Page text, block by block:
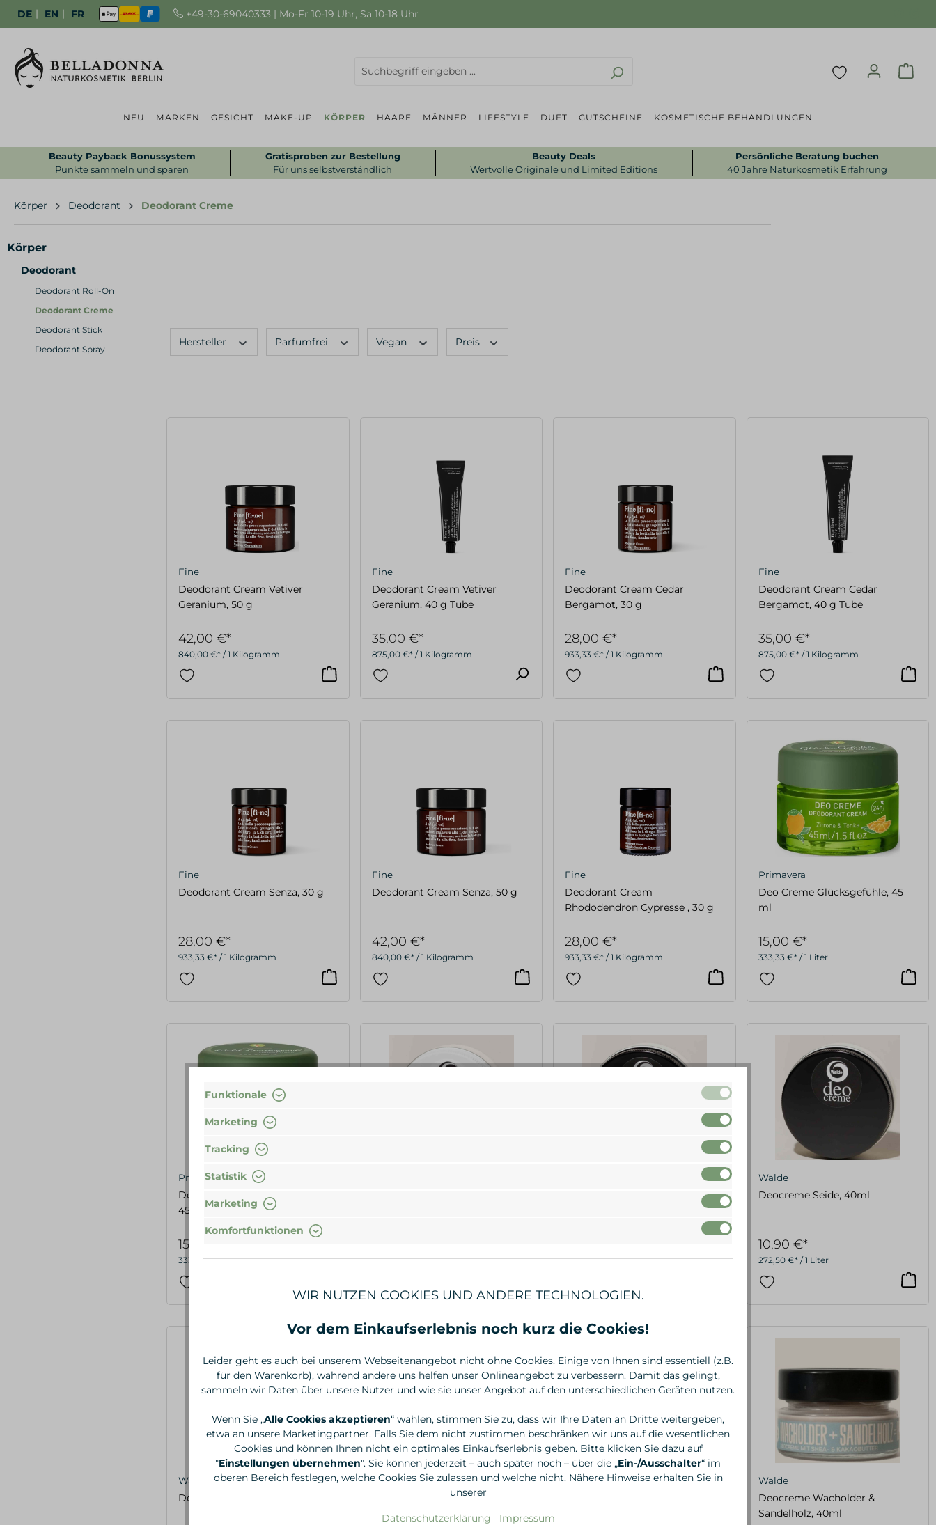
DE | EN | FR +49-30-69040333 | Mo-Fr 10-19 Uhr, Sa 10-18 Uhr
NEU MARKEN GESICHT MAKE-UP KÖRPER HAARE MÄNNER LIFESTYLE DUFT GUTSCHEINE KOSMETISCHE BEHANDLUNGEN
Beauty Payback Bonussystem
Punkte sammeln und sparen
Gratisproben zur Bestellung
Für uns selbstverständlich
Beauty Deals
Wertvolle Originale und Limited Editions
Persönliche Beratung buchen
40 Jahre Naturkosmetik Erfahrung
Körper Deodorant Deodorant Creme
Körper
Deodorant
Deodorant Roll-On
Deodorant Creme
Deodorant Stick
Deodorant Spray
Hersteller Parfumfrei Vegan Preis
Fine
Deodorant Cream Vetiver
Geranium, 50 g
840,00 €* / 1 Kilogramm
42,00 €*
Fine
Deodorant Cream Vetiver
Geranium, 40 g Tube
875,00 €* / 1 Kilogramm
35,00 €*
Fine
Deodorant Cream Cedar
Bergamot, 30 g
933,33 €* / 1 Kilogramm
28,00 €*
Fine
Deodorant Cream Cedar
Bergamot, 40 g Tube
875,00 €* / 1 Kilogramm
35,00 €*
Fine
Deodorant Cream Senza, 30 g
933,33 €* / 1 Kilogramm
28,00 €*
Fine
Deodorant Cream Senza, 50 g
840,00 €* / 1 Kilogramm
42,00 €*
Fine
Deodorant Cream
Rhododendron Cypresse , 30 g
933,33 €* / 1 Kilogramm
28,00 €*
Primavera
Deo Creme Glücksgefühle, 45
ml
333,33 €* / 1 Liter
15,00 €*
Primavera
Deo Creme Wald Spaziergang,
45 ml
333,33 €* / 1 Liter
15,00 €*
272,50 €* / 1 Liter 272,50 €* / 1 Liter
Walde
Deocreme Seide, 40ml
272,50 €* / 1 Liter
10,90 €*
Walde
Deocreme Orange Neroli, 40ml
Walde
Deocreme Limette Grapefruit,
40ml
Walde Walde
Deocreme Wacholder &
Sandelholz, 40ml
Funktionale
Marketing
Tracking
Statistik
Marketing
Komfortfunktionen
WIR NUTZEN COOKIES UND ANDERE TECHNOLOGIEN.
Vor dem Einkaufserlebnis noch kurz die Cookies!
Leider geht es auch bei unserem Webseitenangebot nicht ohne Cookies. Einige von Ihnen sind essentiell (z.B.
für den Warenkorb), während andere uns helfen unser Onlineangebot zu verbessern. Damit das gelingt,
sammeln wir Daten über unsere Nutzer und wie sie unser Angebot auf den unterschiedlichen Geräten nutzen.
Wenn Sie „Alle Cookies akzeptieren“ wählen, stimmen Sie zu, dass wir Ihre Daten an Dritte weitergeben,
etwa an unsere Marketingpartner. Falls Sie dem nicht zustimmen beschränken wir uns auf die wesentlichen
Cookies und können Ihnen nicht ein optimales Einkaufserlebnis geben. Bitte klicken Sie dazu auf
"Einstellungen übernehmen". Sie können jederzeit – auch später noch – über die „Ein-/Ausschalter“ im
oberen Bereich festlegen, welche Cookies Sie zulassen und welche nicht. Nähere Hinweise erhalten Sie in
unserer
Datenschutzerklärung Impressum